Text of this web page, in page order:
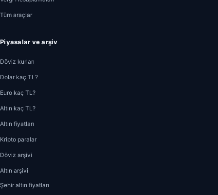
Tüm araçlar
Piyasalar ve arşiv
Döviz kurları
Dolar kaç TL?
Euro kaç TL?
Altın kaç TL?
Altın fiyatları
Kripto paralar
Döviz arşivi
Altın arşivi
Şehir altın fiyatları